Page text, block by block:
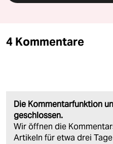
4 Kommentare
Die Kommentarfunktion
geschlossen.
Wir öffnen die
Artikeln für etwa drei